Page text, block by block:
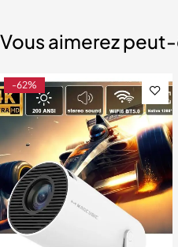
Vous aimerez
-62%